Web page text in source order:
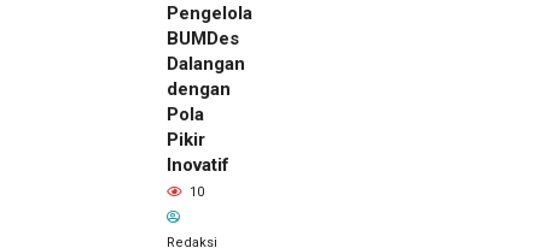
Pengelola
BUMDes
Dalangan
dengan
Pola
Pikir
Inovatif
10
Redaksi
2 hari lalu
Pemilik
Royal